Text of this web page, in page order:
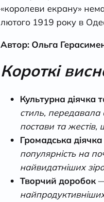
«королеви екрану»
лютого 1919 року в
Автор: Ольга
Короткі
Культурна діячка
стиль, передавала
постави та жестів,
Громадська діячка
популярність на
найвидатніших
Творчий доробок